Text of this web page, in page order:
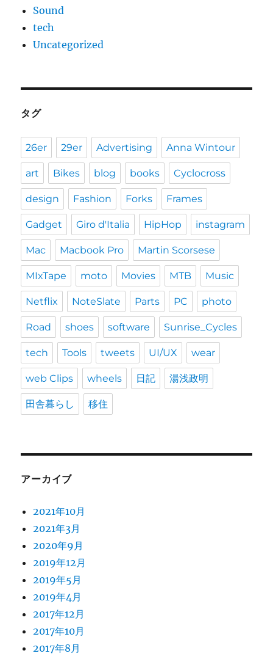
Sound
tech
Uncategorized
タグ
26er 29er Advertising Anna Wintour
art Bikes blog books Cyclocross
design Fashion Forks Frames
Gadget Giro d'Italia HipHop instagram
Mac Macbook Pro Martin Scorsese
MIxTape moto Movies MTB Music
Netflix NoteSlate Parts PC photo
Road shoes software Sunrise_Cycles
tech Tools tweets UI/UX wear
web Clips wheels 日記 湯浅政明
田舎暮らし 移住
アーカイブ
2021年10月
2021年3月
2020年9月
2019年12月
2019年5月
2019年4月
2017年12月
2017年10月
2017年8月